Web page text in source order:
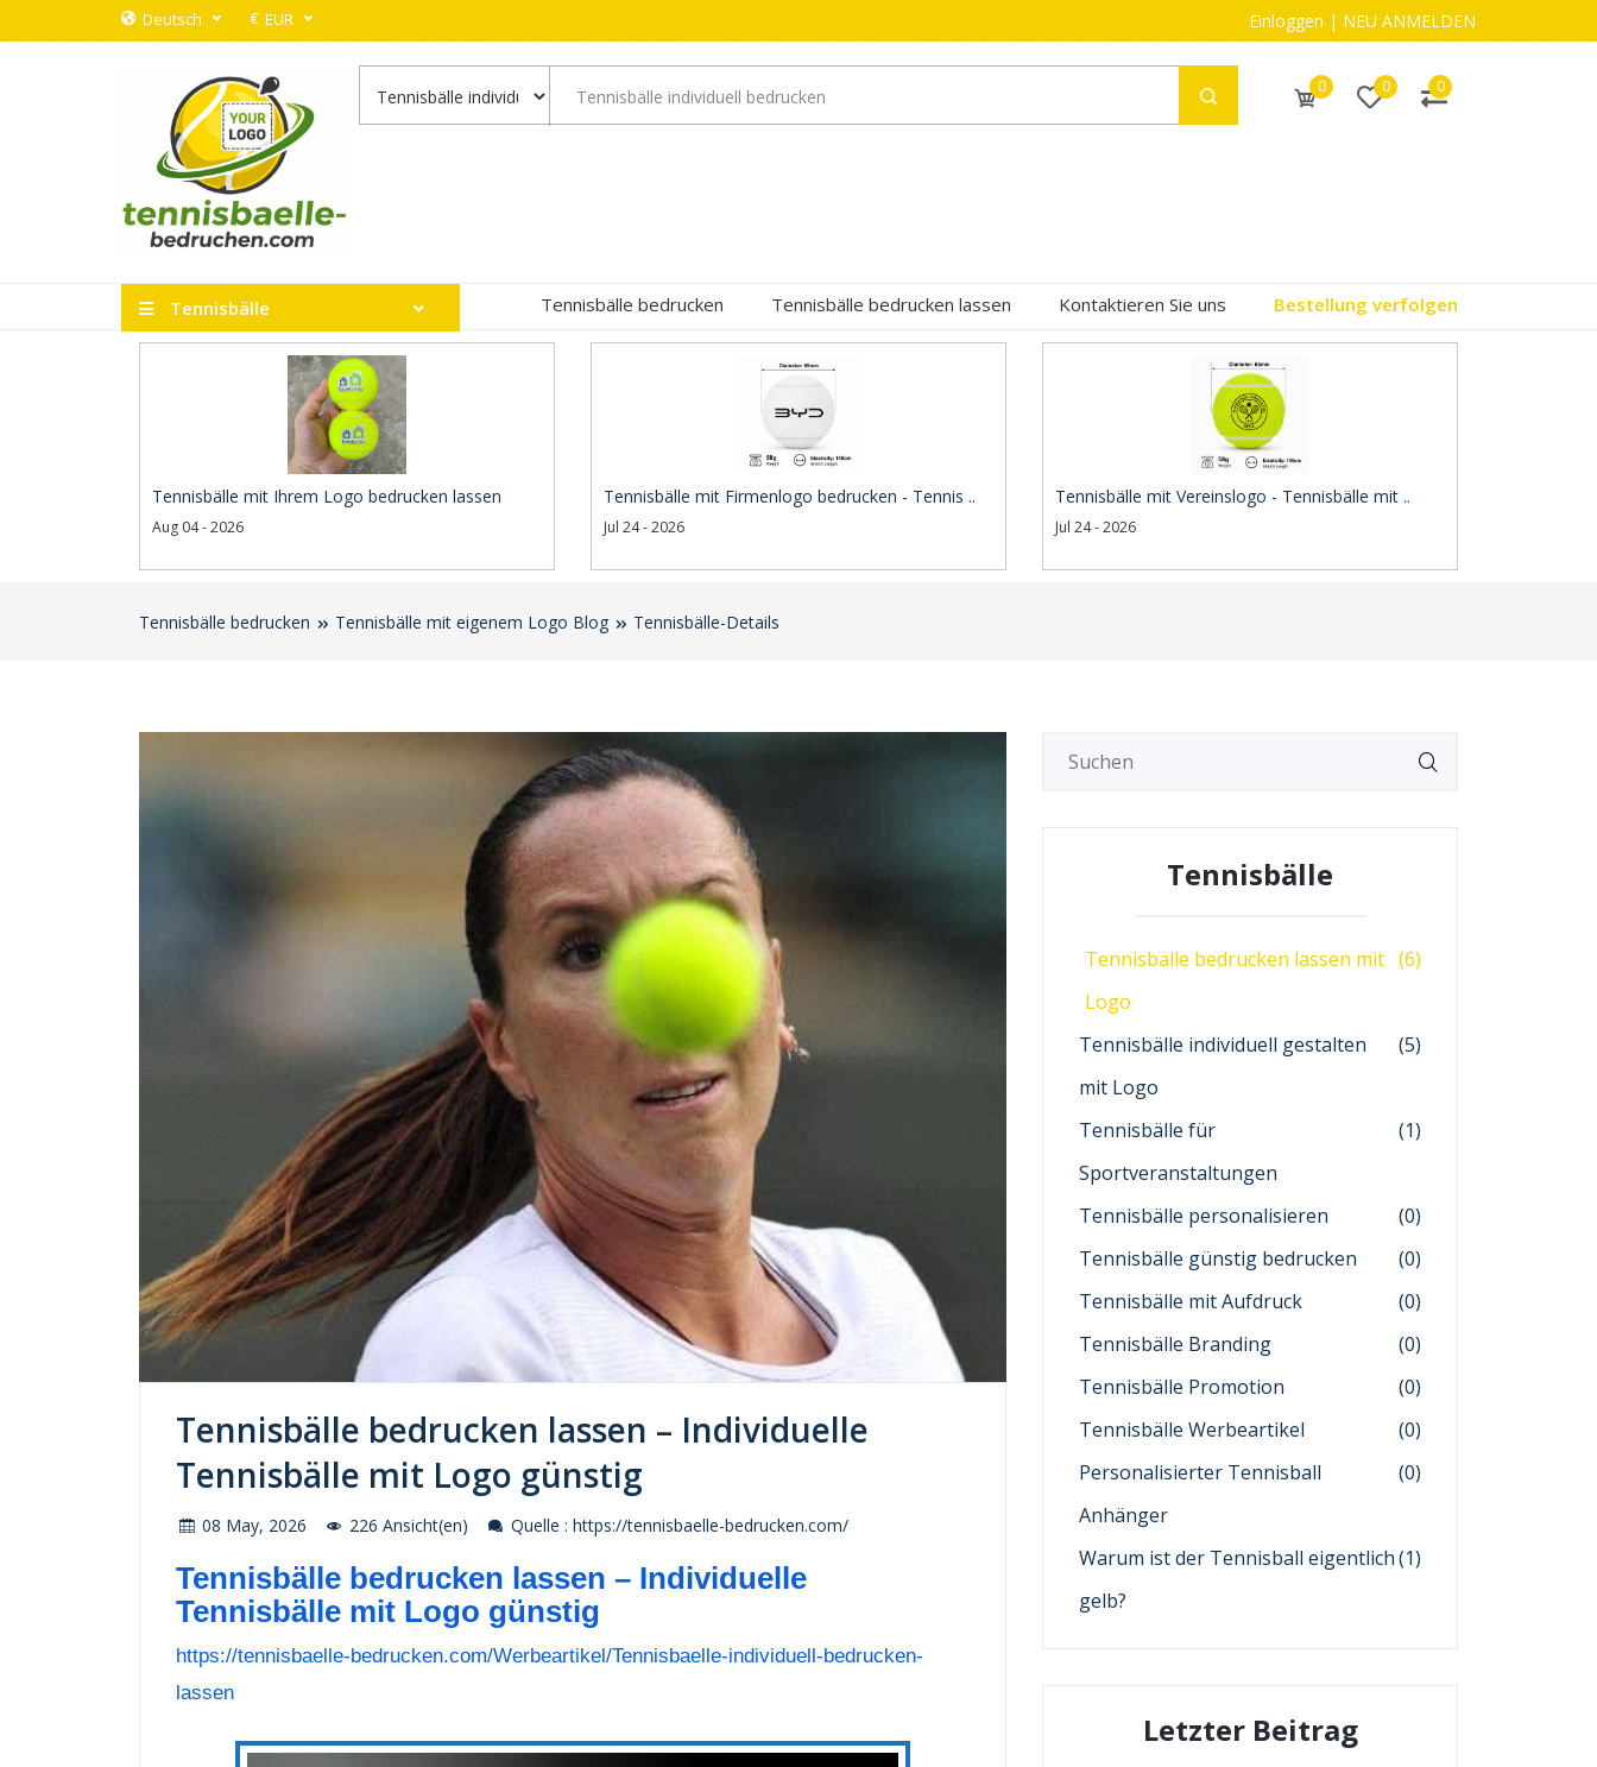
Deutsch € EUR Einloggen | NEU ANMELDEN
0 0 0
Tennisbälle Tennisbälle bedrucken Tennisbälle bedrucken lassen Kontaktieren Sie uns Bestellung verfolgen
Tennisbälle mit Ihrem Logo bedrucken lassen
Aug 04 - 2026
Tennisbälle mit Firmenlogo bedrucken - Tennis ..
Jul 24 - 2026
Tennisbälle mit Vereinslogo - Tennisbälle mit ..
Jul 24 - 2026
Tennisbälle bedrucken Tennisbälle mit eigenem Logo Blog Tennisbälle-Details
Tennisbälle bedrucken lassen – Individuelle
Tennisbälle mit Logo günstig
08 May, 2026 226 Ansicht(en) Quelle : https://tennisbaelle-bedrucken.com/
Tennisbälle bedrucken lassen – Individuelle
Tennisbälle mit Logo günstig
https://tennisbaelle-bedrucken.com/Werbeartikel/Tennisbaelle-individuell-bedrucken-
lassen
Tennisbälle
Tennisbälle bedrucken lassen mit
Logo
(6)
Tennisbälle individuell gestalten
mit Logo
(5)
Tennisbälle für
Sportveranstaltungen
(1)
Tennisbälle personalisieren
(0)
Tennisbälle günstig bedrucken
(0)
Tennisbälle mit Aufdruck
(0)
Tennisbälle Branding
(0)
Tennisbälle Promotion
(0)
Tennisbälle Werbeartikel
(0)
Personalisierter Tennisball
Anhänger
(0)
Warum ist der Tennisball eigentlich
gelb?
(1)
Letzter Beitrag